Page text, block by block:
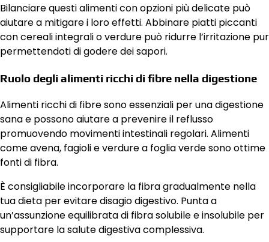
Bilanciare questi alimenti con opzioni più delicate può
aiutare a mitigare i loro effetti. Abbinare piatti piccanti
con cereali integrali o verdure può ridurre l’irritazione pur
permettendoti di godere dei sapori.
Ruolo degli alimenti ricchi di fibre nella digestione
Alimenti ricchi di fibre sono essenziali per una digestione
sana e possono aiutare a prevenire il reflusso
promuovendo movimenti intestinali regolari. Alimenti
come avena, fagioli e verdure a foglia verde sono ottime
fonti di fibra.
È consigliabile incorporare la fibra gradualmente nella
tua dieta per evitare disagio digestivo. Punta a
un’assunzione equilibrata di fibra solubile e insolubile per
supportare la salute digestiva complessiva.